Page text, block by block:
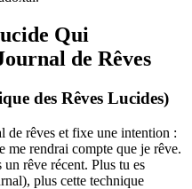
Qui
de Rêves
des Rêves Lucides)
de rêves et fixe une intention :
me rendrai compte que je rêve.
rêve récent. Plus tu es
plus cette technique